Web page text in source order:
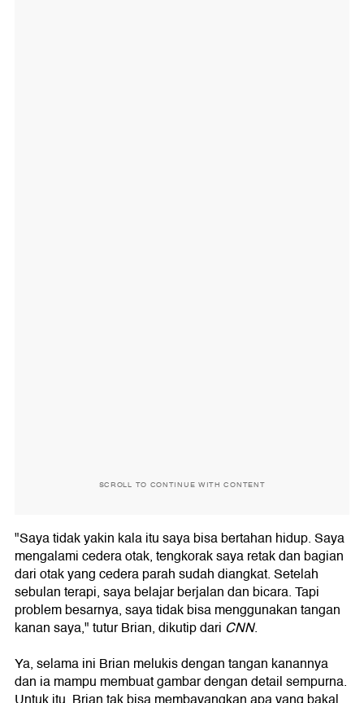
SCROLL TO CONTINUE WITH CONTENT
"Saya tidak yakin kala itu saya bisa bertahan hidup. Saya
mengalami cedera otak, tengkorak saya retak dan bagian
dari otak yang cedera parah sudah diangkat. Setelah
sebulan terapi, saya belajar berjalan dan bicara. Tapi
problem besarnya, saya tidak bisa menggunakan tangan
kanan saya," tutur Brian, dikutip dari CNN.
Ya, selama ini Brian melukis dengan tangan kanannya
dan ia mampu membuat gambar dengan detail sempurna.